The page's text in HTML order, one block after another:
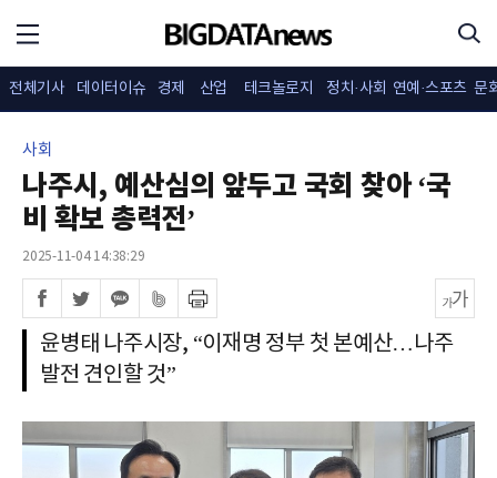
전체기사 데이터이슈 경제 산업 테크놀로지 정치·사회 연예·스포츠 문
사회
나주시, 예산심의 앞두고 국회 찾아 ‘국
비 확보 총력전’
2025-11-04 14:38:29
윤병태 나주시장, “이재명 정부 첫 본예산…나주
발전 견인할 것”